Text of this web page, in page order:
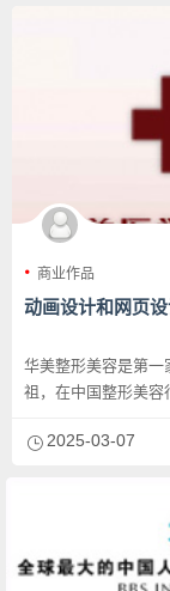
商业作品
动画设计和网页
华美整形美容是第一
祖，在中国整形美容
2025-03-07